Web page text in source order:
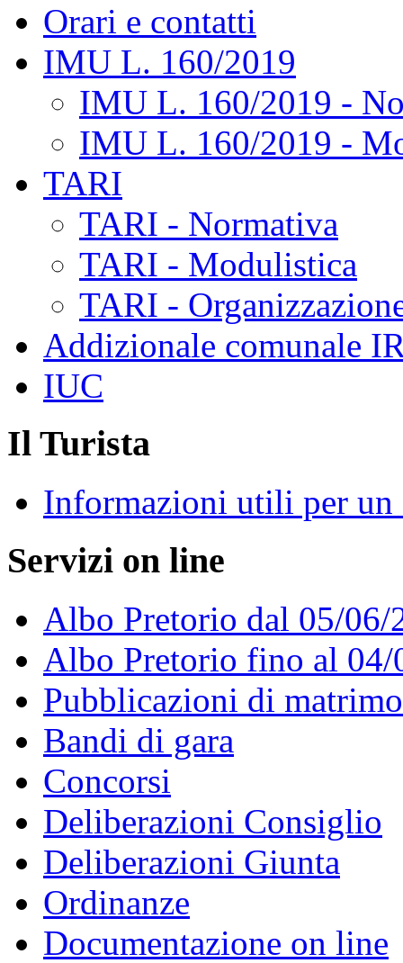
Orari e contatti
IMU L. 160/2019
IMU L. 160/2019 -
IMU L. 160/2019 -
TARI
TARI - Normativa
TARI - Modulistica
TARI -
Addizionale comunale
IUC
Il Turista
Informazioni utili per un
Servizi on line
Albo Pretorio dal 05/06/
Albo Pretorio fino al 04/
Pubblicazioni di
Bandi di gara
Concorsi
Deliberazioni Consiglio
Deliberazioni Giunta
Ordinanze
Documentazione on line